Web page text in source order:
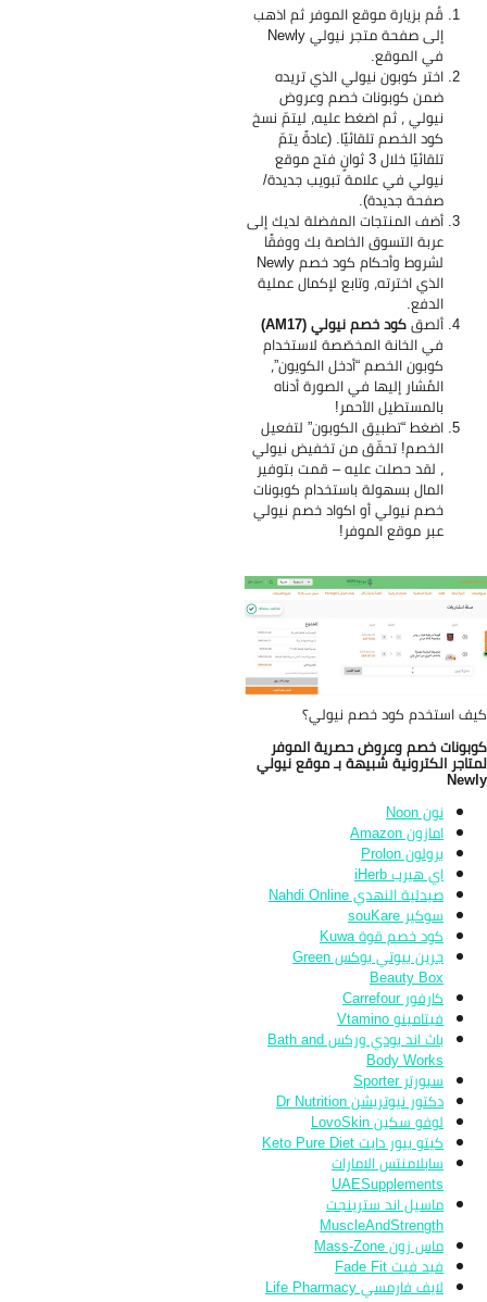
قُم بزيارة موقع الموفر ثم اذهب
إلى صفحة متجر نيولي Newly
في الموقع.
اختر كوبون نيولي الذي تريده
ضمن كوبونات خصم وعروض
نيولي ، ثم اضغط عليه، ليتمّ نسخ
كود الخصم تلقائيًا. (عادةً يتمّ
تلقائيًا خلال 3 ثوانٍ فتح موقع
نيولي في علامة تبويب جديدة/
صفحة جديدة).
أضف المنتجات المفضلة لديك إلى
عربة التسوق الخاصة بك ووفقًا
لشروط وأحكام كود خصم Newly
الذي اخترته، وتابع لإكمال عملية
الدفع.
ألصقكود خصم نيولي (AM17)
في الخانة المخصّصة لاستخدام
كوبون الخصم “أدخل الكويون”،
المُشار إليها في الصورة أدناه
بالمستطيل الأحمر!
اضغط “تطبيق الكوبون” لتفعيل
الخصم! تحقّق من تخفيض نيولي
، لقد حصلت عليه – قمت بتوفير
المال بسهولة باستخدام كوبونات
خصم نيولي أو اكواد خصم نيولي
عبر موقع الموفر!
استخدم كود خصم نيولي؟
خصم وعروض حصرية الموفر
الكترونية شبيهة بـ موقع نيولي
نون Noon
امازون Amazon
برولون Prolon
اي هيرب iHerb
صيدلية النهدي Nahdi Online
سوكير souKare
كود خصم قوة Kuwa
جرين بيوتي بوكس Green
Beauty Box
كارفور Carrefour
فيتامينو Vtamino
باث اند بودي وركس Bath and
Body Works
سبورتر Sporter
دكتور نيوتريشن Dr Nutrition
لوفو سكين LovoSkin
كيتو بيور دايت Keto Pure Diet
سابلامنتس الامارات
UAESupplements
ماسيل اند سترينجت
MuscleAndStrength
ماس زون Mass-Zone
فيد فيت Fade Fit
لايف فارمسي Life Pharmacy